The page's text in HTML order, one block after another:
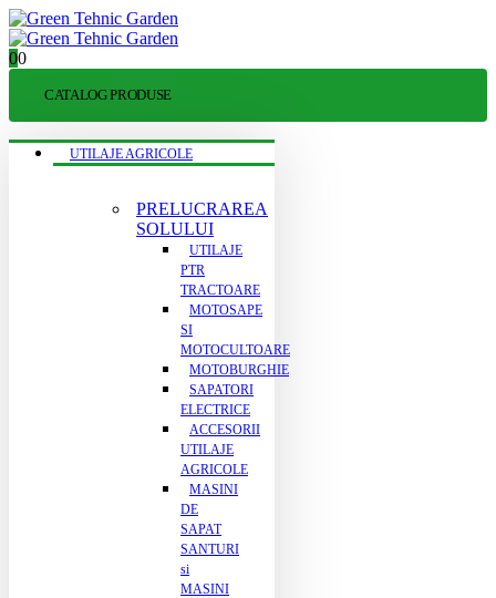
00
CATALOG PRODUSE
UTILAJE AGRICOLE
PRELUCRAREA
SOLULUI
UTILAJE
PTR
TRACTOARE
MOTOSAPE
SI
MOTOCULTOARE
MOTOBURGHIE
SAPATORI
ELECTRICE
ACCESORII
UTILAJE
AGRICOLE
MASINI
DE
SAPAT
SANTURI
si
MASINI